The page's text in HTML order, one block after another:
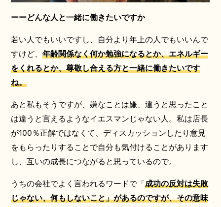
ーーどんな人と一緒に働きたいですか
若い人でもいいですし、自分より年上の人でもいいんで
すけど、 年齢関係なく何か勉強になるとか、エネルギー
をくれるとか、尊敬し合える方と一緒に働きたいです
ね。
あと私もそうですが、嫌なことは嫌、違うと思ったこと
は違うと言えるようなイエスマンじゃない人。私は店長
が100％正解ではなくて、ディスカッションしたり意見
をもらったりすることで自分も気付けることがあります
し、互いの成長につながると思っているので。
うちの会社でよく言われるワードで「 成功の反対は失敗
じゃない、何もしないこと」があるのですが、その意味